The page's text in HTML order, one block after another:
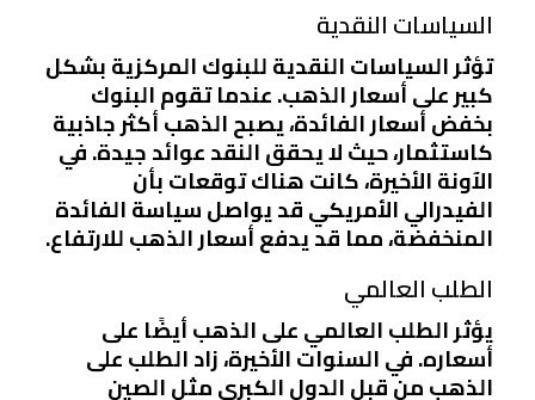
السياسات النقدية
تؤثر السياسات النقدية للبنوك المركزية بشكل
كبير على أسعار الذهب. عندما تقوم البنوك
بخفض أسعار الفائدة، يصبح الذهب أكثر جاذبية
كاستثمار، حيث لا يحقق النقد عوائد جيدة. في
الآونة الأخيرة، كانت هناك توقعات بأن
الفيدرالي الأمريكي قد يواصل سياسة الفائدة
المنخفضة، مما قد يدفع أسعار الذهب للارتفاع.
الطلب العالمي
يؤثر الطلب العالمي على الذهب أيضًا على
أسعاره. في السنوات الأخيرة، زاد الطلب على
الذهب من قبل الدول الكبرى مثل الصين